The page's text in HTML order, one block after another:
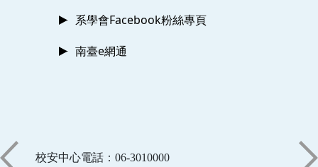
系學會Facebook粉絲專頁
南臺e網通
校安中心電話：06-3010000